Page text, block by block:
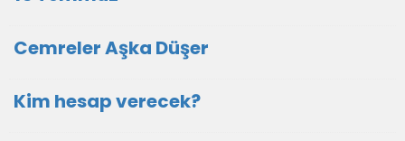
Cemreler Aşka Düşer
Kim hesap verecek?